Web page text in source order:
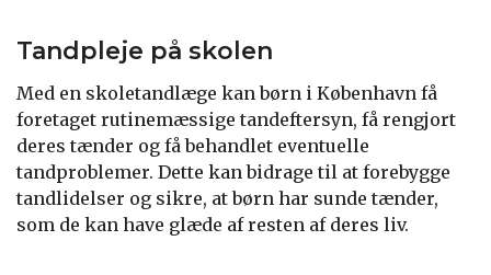
Tandpleje på skolen
Med en skoletandlæge kan børn i København få
foretaget rutinemæssige tandeftersyn, få rengjort
deres tænder og få behandlet eventuelle
tandproblemer. Dette kan bidrage til at forebygge
tandlidelser og sikre, at børn har sunde tænder,
som de kan have glæde af resten af deres liv.